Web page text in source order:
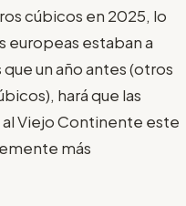
cúbicos en 2025, lo
europeas estaban a
un año antes (otros
hará que las
Viejo Continente este
más